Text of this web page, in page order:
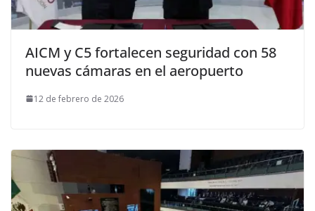
AICM y C5 fortalecen seguridad con 58
nuevas cámaras en el aeropuerto
12 de febrero de 2026